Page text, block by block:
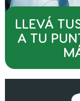
LLEVÁ
A TU